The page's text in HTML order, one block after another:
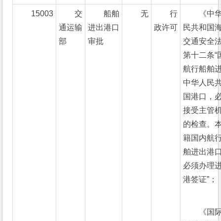
15003
交
通运输
部
船舶
进出港口
审批
无
行
政许可
《中
民共和国
交通安全
第十二条“
航行船舶
中华人民
国港口，
接受主管
的检查。
籍国内航
舶进出港
必须办理
港签证”；
《国